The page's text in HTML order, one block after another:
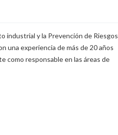
industrial y la Prevención de Riesgos
una experiencia de más de 20 años
como responsable en las áreas de